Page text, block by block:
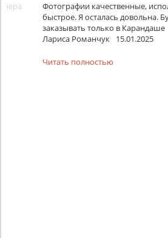
Фотографии качественные,
быстрое. Я осталась довольна.
заказывать только в Карандаше
Лариса Романчук
15.01.2025
Читать полностью